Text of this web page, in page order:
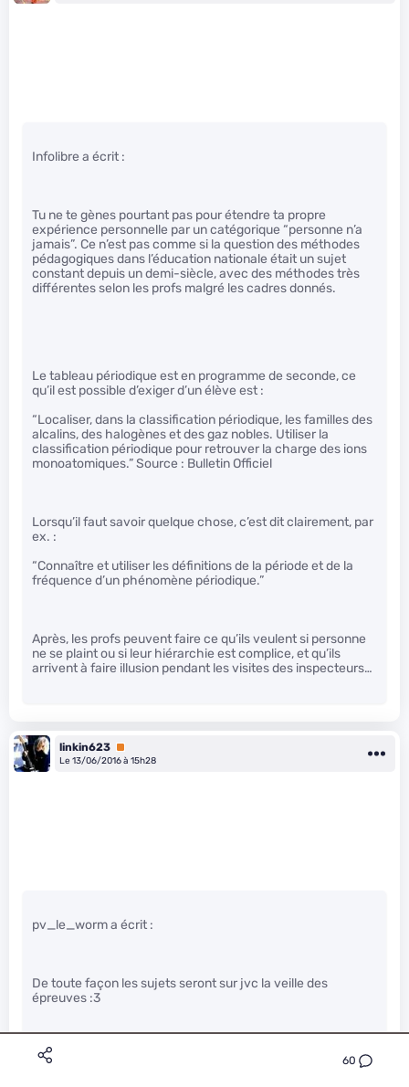
60
Infolibre a écrit :
Tu ne te gènes pourtant pas pour étendre ta propre
expérience personnelle par un catégorique “personne n’a
jamais”. Ce n’est pas comme si la question des méthodes
pédagogiques dans l’éducation nationale était un sujet
constant depuis un demi-siècle, avec des méthodes très
différentes selon les profs malgré les cadres donnés.
Le tableau périodique est en programme de seconde, ce
qu’il est possible d’exiger d’un élève est :
“Localiser, dans la classification périodique, les familles des
alcalins, des halogènes et des gaz nobles. Utiliser la
classification périodique pour retrouver la charge des ions
monoatomiques.” Source : Bulletin Officiel
Lorsqu’il faut savoir quelque chose, c’est dit clairement, par
ex. :
“Connaître et utiliser les définitions de la période et de la
fréquence d’un phénomène périodique.”
Après, les profs peuvent faire ce qu’ils veulent si personne
ne se plaint ou si leur hiérarchie est complice, et qu’ils
arrivent à faire illusion pendant les visites des inspecteurs…
linkin623 Premium
Le 13/06/2016 à 15h28
pv_le_worm a écrit :
De toute façon les sujets seront sur jvc la veille des
épreuves :3
Plus sérieusement quand les gens arrêteront de se prendre